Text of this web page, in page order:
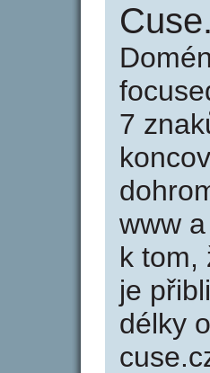
7
www
k tom,
je
délky